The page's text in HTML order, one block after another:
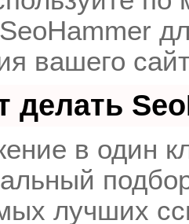
вашего
делать
в один
лучших